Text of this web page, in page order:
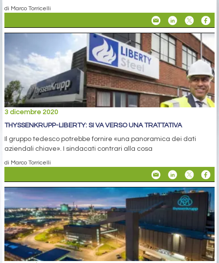
di Marco Torricelli
3 dicembre 2020
THYSSENKRUPP-LIBERTY: SI VA VERSO UNA TRATTATIVA
Il gruppo tedesco potrebbe fornire «una panoramica dei dati
aziendali chiave». I sindacati contrari alla cosa
di Marco Torricelli